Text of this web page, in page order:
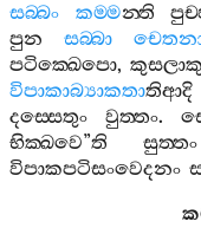
සබ‍්බං
කම‍්මන‍්ති
පුන
සබ‍්බා
පටික‍්ඛෙපො,
විපාකාබ්‍යාකතාතිආදි
දස‍්සෙතුං
වුත‍්තං.
භික‍්ඛවෙ”ති සුත‍්තං
විපාකපටිසංවෙදනං